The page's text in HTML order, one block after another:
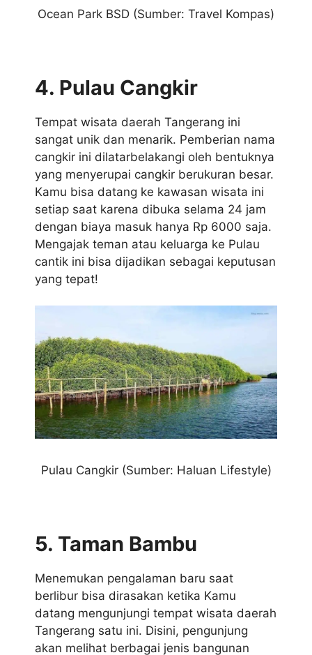
Ocean Park BSD (Sumber: Travel Kompas)
4. Pulau Cangkir
Tempat wisata daerah Tangerang ini
sangat unik dan menarik. Pemberian nama
cangkir ini dilatarbelakangi oleh bentuknya
yang menyerupai cangkir berukuran besar.
Kamu bisa datang ke kawasan wisata ini
setiap saat karena dibuka selama 24 jam
dengan biaya masuk hanya Rp 6000 saja.
Mengajak teman atau keluarga ke Pulau
cantik ini bisa dijadikan sebagai keputusan
yang tepat!
Pulau Cangkir (Sumber: Haluan Lifestyle)
5. Taman Bambu
Menemukan pengalaman baru saat
berlibur bisa dirasakan ketika Kamu
datang mengunjungi tempat wisata daerah
Tangerang satu ini. Disini, pengunjung
akan melihat berbagai jenis bangunan